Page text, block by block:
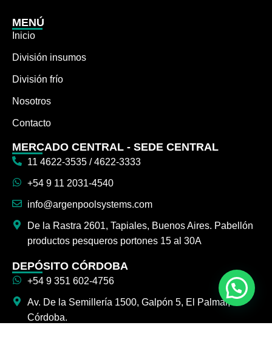
MENÚ
Inicio
División insumos
División frío
Nosotros
Contacto
MERCADO CENTRAL - SEDE CENTRAL
11 4622-3535 / 4622-3333
+54 9 11 2031-4540
info@argenpoolsystems.com
De la Rastra 2601, Tapiales, Buenos Aires. Pabellón
productos pesqueros portones 15 al 30A
DEPÓSITO CÓRDOBA
+54 9 351 602-4756
Av. De la Semillería 1500, Galpón 5, El Palmar,
Córdoba.